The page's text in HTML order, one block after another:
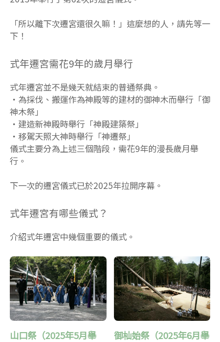
「所以離下次遷宮還很久嘛！」這麼想的人，請先等一
下！
式年遷宮需花9年的歲月舉行
式年遷宮並不是幾天就結束的普通祭典。
・為採伐、搬運作為神殿等的建材的御神木而舉行「御
神木祭」
・建造新神殿時舉行「神殿建築祭」
・移駕天照大神時舉行「神遷祭」
儀式主要分為上述三個階段，需花9年的漫長歲月舉
行。
下一次的遷宮儀式已於2025年拉開序幕。
式年遷宮有哪些儀式？
介紹式年遷宮中幾個重要的儀式。
山口祭（2025年5月舉
御杣始祭（2025年6月舉